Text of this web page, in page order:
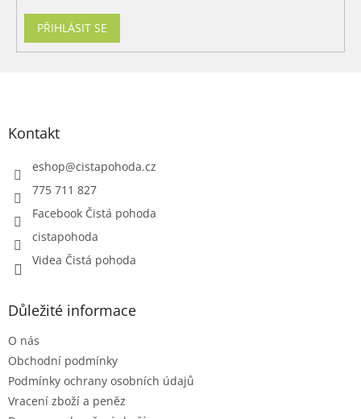
PŘIHLÁSIT SE
Kontakt
eshop@cistapohoda.cz
775 711 827
Facebook Čistá pohoda
cistapohoda
Videa Čistá pohoda
Důležité informace
O nás
Obchodní podmínky
Podmínky ochrany osobních údajů
Vracení zboží a peněz